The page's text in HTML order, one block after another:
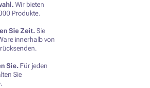
Wir bieten
Produkte.
Sie Zeit.Sie
innerhalb von
Sie. Für jeden
Sie